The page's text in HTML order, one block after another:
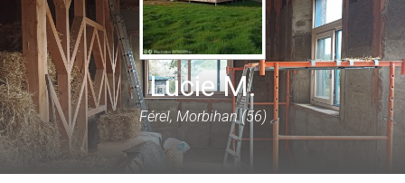
Lucie M.
Férel, Morbihan (56)